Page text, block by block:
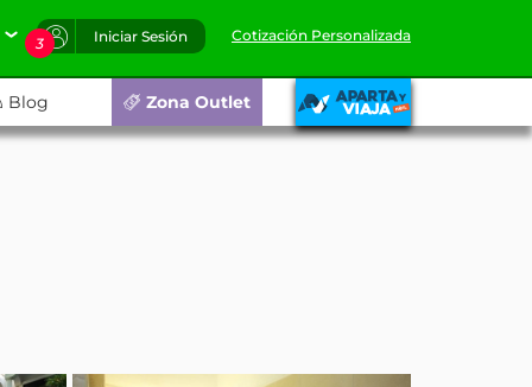
3 Iniciar Sesión Cotización Personalizada
Blog Zona Outlet